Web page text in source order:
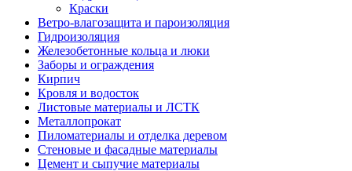
Краски
Ветро-влагозащита и пароизоляция
Гидроизоляция
Железобетонные кольца и люки
Заборы и ограждения
Кирпич
Кровля и водосток
Листовые материалы и ЛСТК
Металлопрокат
Пиломатериалы и отделка деревом
Стеновые и фасадные материалы
Цемент и сыпучие материалы